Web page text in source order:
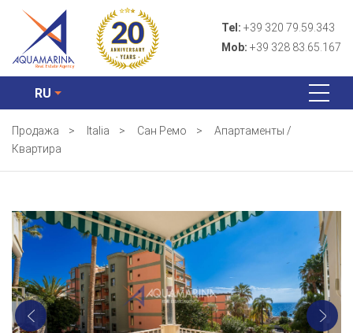
Tel: +39 320 79.59.343
Mob: +39 328 83.65.167
RU
Продажа > Italia > Сан Ремо >
Апартаменты /
Квартира